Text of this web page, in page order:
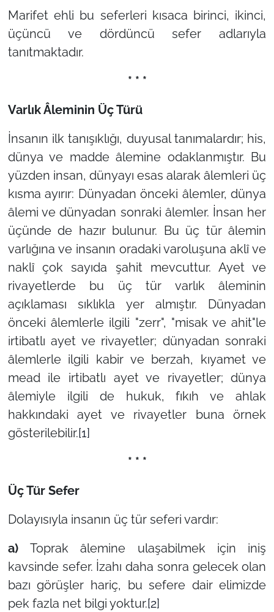
Marifet ehli bu seferleri kısaca birinci, ikinci,
üçüncü ve dördüncü sefer adlarıyla
tanıtmaktadır.
* * *
Varlık Âleminin Üç Türü
İnsanın ilk tanışıklığı, duyusal tanımalardır; his,
dünya ve madde âlemine odaklanmıştır. Bu
yüzden insan, dünyayı esas alarak âlemleri üç
kısma ayırır: Dünyadan önceki âlemler, dünya
âlemi ve dünyadan sonraki âlemler. İnsan her
üçünde de hazır bulunur. Bu üç tür âlemin
varlığına ve insanın oradaki varoluşuna aklî ve
naklî çok sayıda şahit mevcuttur. Ayet ve
rivayetlerde bu üç tür varlık âleminin
açıklaması sıklıkla yer almıştır. Dünyadan
önceki âlemlerle ilgili "zerr", "misak ve ahit"le
irtibatlı ayet ve rivayetler; dünyadan sonraki
âlemlerle ilgili kabir ve berzah, kıyamet ve
mead ile irtibatlı ayet ve rivayetler; dünya
âlemiyle ilgili de hukuk, fıkıh ve ahlak
hakkındaki ayet ve rivayetler buna örnek
gösterilebilir.[1]
* * *
Üç Tür Sefer
Dolayısıyla insanın üç tür seferi vardır:
a)Toprak âlemine ulaşabilmek için iniş
kavsinde sefer. İzahı daha sonra gelecek olan
bazı görüşler hariç, bu sefere dair elimizde
pek fazla net bilgi yoktur.[2]